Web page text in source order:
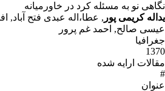
نگاهی نو به مسئله کرد در خاورمیانه
یداله کریمی پور , عطا،اله عبدی فتح آباد,
عیسی صالح, احمد غم پرور
جغرافیا
1370
مقالات ارایه شده
#
عنوان